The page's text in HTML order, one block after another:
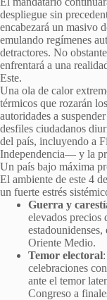
despliegue sin
encabezará un masivo
emulando regímenes
detractores. No
enfrentará a una
Este.
Una ola de calor
térmicos que rozarán
autoridades a
desfiles ciudadanos
del país, incluyendo a
Independencia— y la
Un país bajo máxima
El ambiente de este 4
un fuerte estrés
Guerra y
elevados precios
Oriente Medio.
Temor electoral
celebraciones
ante el temor
Congreso a